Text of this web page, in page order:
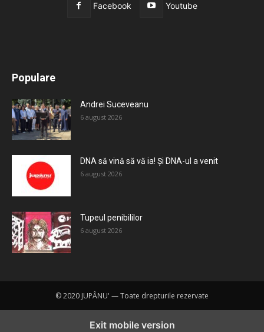
Facebook Youtube
Populare
Andrei Suceveanu
6 august 2026
DNA să vină să vă ia! Și DNA-ul a venit
6 august 2026
Tupeul penibililor
6 august 2026
© 2020 JUPÂNU' — Toate drepturile rezervate
Exit mobile version